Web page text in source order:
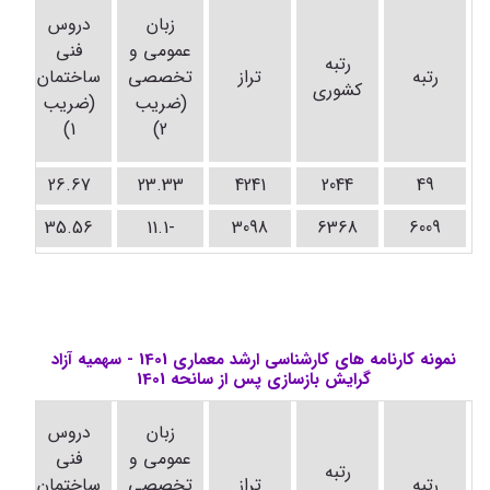
رتبه
رتبه
کشوری
تراز
زبان
عمومی و
تخصصی
(ضریب
2)
دروس
فنی
ساختمان
(ضریب
1)
49
2044
4241
23.33
26.67
6009
6368
3098
-11.1
35.56
نمونه کارنامه های کارشناسی ارشد معماری 1401 - سهمیه آزاد
گرایش بازسازی پس از سانحه 1401
رتبه
زبان
عمومی و
دروس
فنی